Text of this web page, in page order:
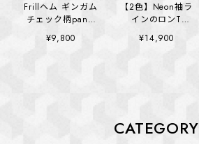
Frillヘム ギンガム
チェック柄pants
(kai1352)
¥9,800
【2色】Neon袖ラ
インのロンT
(kai1355)
¥14,900
CATEGORY